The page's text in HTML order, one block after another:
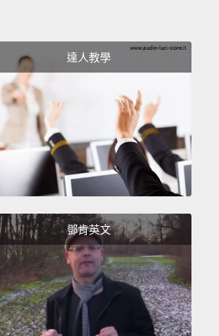
達人教學
鄧肯英文